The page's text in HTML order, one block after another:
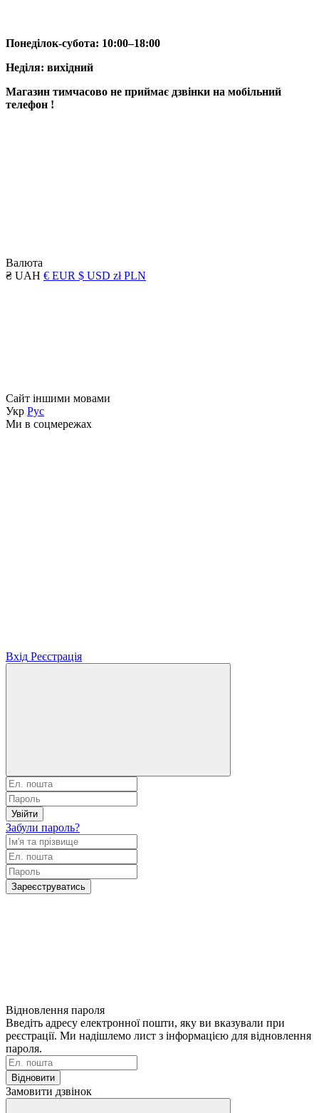
Понеділок-субота: 10:00–18:00
Неділя: вихідний
Магазин тимчасово не приймає дзвінки на мобільний
телефон !
Валюта
₴ UAH € EUR $ USD zł PLN
Сайт іншими мовами
Укр Рус
Ми в соцмережах
Вхід Реєстрація
Увійти
Забули пароль?
Зареєструватись
Відновлення пароля
Введіть адресу електронної пошти, яку ви вказували при
реєстрації. Ми надішлемо лист з інформацією для відновлення
пароля.
Відновити
Замовити дзвінок